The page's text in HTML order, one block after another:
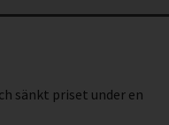
sänkt priset under en